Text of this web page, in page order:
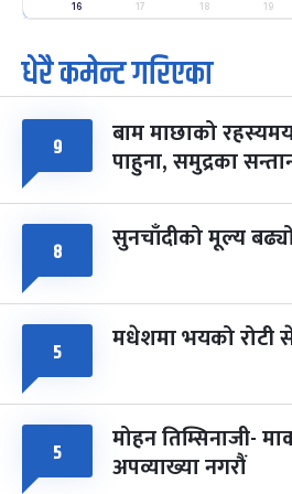
मंगल फाल्गुन २५, २०८३ Mar 9, 2027
७
आइत
पूर्णिमा व्रत
चैत्र ७, २०८३-Mar 21, 2027
८ फागुपूर्णिमा
चैत्र ८, २०८३-Mar 22, 2027
16 17 18 19
धेरै कमेन्ट गरिएका
९ बाम माछाको
पाहुना, समुद्रका
८ सुनचाँदीको मूल्य
५ मधेशमा भयको रोटी
५ मोहन तिम्सिनाजी-
अपव्याख्या नगरौं